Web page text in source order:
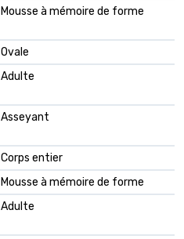
Mousse à mémoire de forme
Ovale
Adulte
Asseyant
Corps entier
Mousse à mémoire de forme
Adulte